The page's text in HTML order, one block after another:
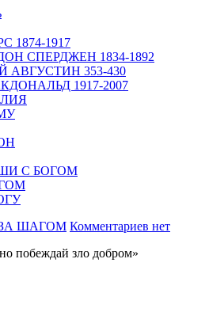
1874-1917
СПЕРДЖЕН 1834-1892
353-430
1917-2007
С БОГОМ
ШАГОМ Комментариев нет
побеждай зло добром»